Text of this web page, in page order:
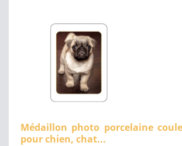
Médaillon photo porcelaine
pour chien, chat...